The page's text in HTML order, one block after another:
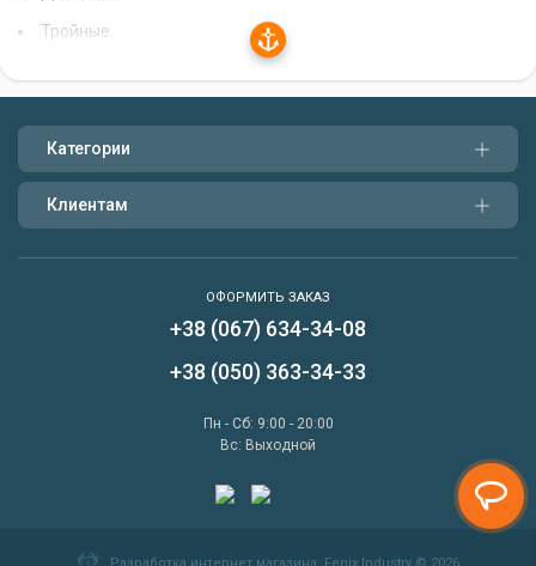
Тройные.
Одинарные заводные кольца представляют собой
используются для соединения лески с крючком, блесной или
другой приманкой. Двойные заводные кольца имеют два
отверстия, а тройные - три. Они используются для соединения
лески с несколькими крючками или блеснами.
При выборе заводных колец необходимо учитывать
небольшого диаметра, а для толстой лески - кольца большего
Категории
Клиентам
ОФОРМИТЬ ЗАКАЗ
+38 (067) 634-34-08
+38 (050) 363-34-33
Пн - Сб: 9:00 - 20:00
Вс: Выходной